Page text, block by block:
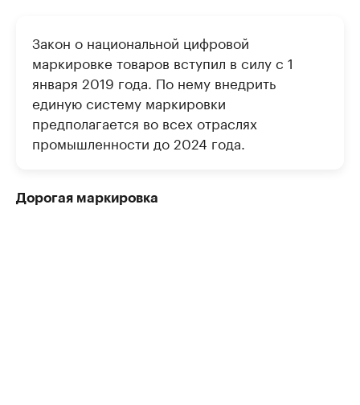
Закон о национальной цифровой
маркировке товаров вступил в силу с 1
января 2019 года. По нему внедрить
единую систему маркировки
предполагается во всех отраслях
промышленности до 2024 года.
Дорогая маркировка